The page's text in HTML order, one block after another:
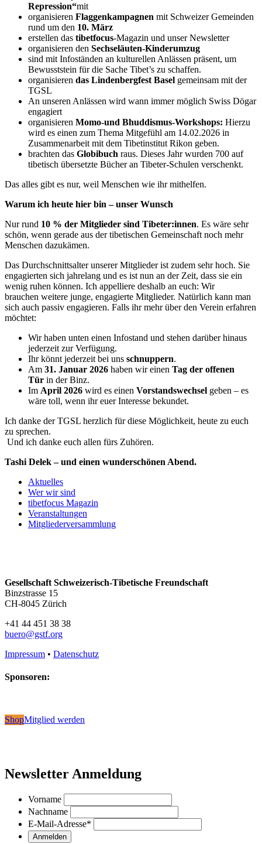
Repression“mit
organisieren Flaggenkampagnen mit Schweizer Gemeinden
rund um den 10. März
erstellen das tibetfocus-Magazin und unser Newsletter
organisieren den Sechseläuten-Kinderumzug
sind mit Infoständen an kulturellen Anlässen präsent, um
Bewusststein für die Sache Tibet’s zu schaffen.
organisieren das Lindenbergfest Basel gemeinsam mit der
TGSL
An unseren Anlässen wird wann immer möglich Swiss Dögar
engagiert
organisieren Momo-und Bhuddismus-Workshops: Hierzu
wird es einen zum Thema Mitgefühl am 14.02.2026 in
Zusammenarbeit mit dem Tibetinstitut Rikon geben.
brachten das Globibuch raus. Dieses Jahr wurden 700 auf
tibetisch übersetzte Bücher an Tibeter-Schulen verschenkt.
Das alles gibt es nur, weil Menschen wie ihr mithelfen.
Warum ich heute hier bin – unser Wunsch
Nur rund 10 % der Mitglieder sind Tibeter:innen. Es wäre sehr
schön, wenn gerade aus der tibetischen Gemeinschaft noch mehr
Menschen dazukämen.
Das Durchschnittsalter unserer Mitglieder ist zudem sehr hoch. Sie
engagierten sich jahrelang und es ist nun an der Zeit, dass sie ein
wenig ruhen können. Ich appelliere deshalb an euch: Wir
brauchen weitere junge, engagierte Mitglieder. Natürlich kann man
sich auch passiv engagieren. Falls ihr mehr über den Verein erfahren
möchtet:
Wir haben unten einen Infostand und stehen darüber hinaus
jederzeit zur Verfügung.
Ihr könnt jederzeit bei uns schnuppern.
Am 31. Januar 2026 haben wir einen Tag der offenen
Tür in der Binz.
Im April 2026 wird es einen Vorstandswechsel geben – es
wäre toll, wenn ihr euer Interesse bekundet.
Ich danke der TGSL herzlich für diese Möglichkeit, heute zu euch
zu sprechen.
Und ich danke euch allen fürs Zuhören.
Tashi Delek – und einen wunderschönen Abend.
Aktuelles
Wer wir sind
tibetfocus Magazin
Veranstaltungen
Mitgliederversammlung
Gesellschaft Schweizerisch-Tibetische Freundschaft
Binzstrasse 15
CH-8045 Zürich
+41 44 451 38 38
buero@gstf.org
Impressum • Datenschutz
Sponsoren:
ShopMitglied werden
Newsletter Anmeldung
Vorname
Nachname
E-Mail-Adresse*